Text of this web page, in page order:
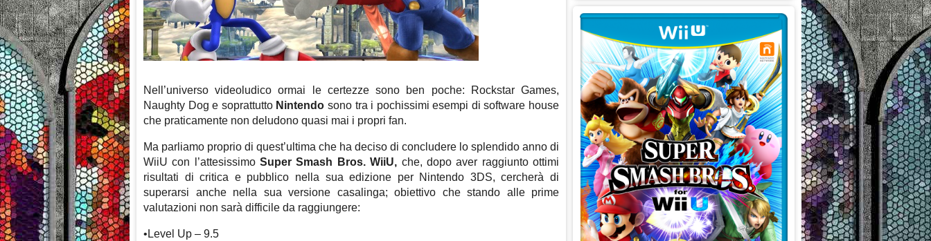
Nell’universo videoludico ormai le certezze sono ben poche: Rockstar Games,
Naughty Dog e soprattutto Nintendo sono tra i pochissimi esempi di software house
che praticamente non deludono quasi mai i propri fan.
Ma parliamo proprio di quest’ultima che ha deciso di concludere lo splendido anno di
WiiU con l’attesissimoSuper Smash Bros. WiiU, che, dopo aver raggiunto ottimi
risultati di critica e pubblico nella sua edizione per Nintendo 3DS, cercherà di
superarsi anche nella sua versione casalinga; obiettivo che stando alle prime
valutazioni non sarà difficile da raggiungere:
•Level Up – 9.5